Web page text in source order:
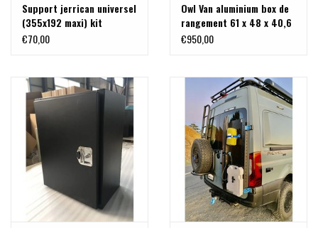
Support jerrican universel
(355x192 maxi) kit
complet
€70,00
Owl Van aluminium box de
rangement 61 x 48 x 40,6
cm
€950,00